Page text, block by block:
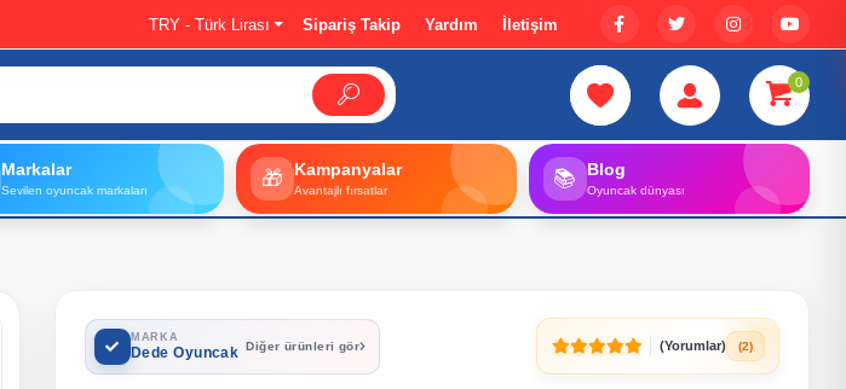
TRY - Türk Lirası Sipariş Takip Yardım İletişim
0
Markalar
Sevilen oyuncak markaları 🎁 Kampanyalar
Avantajlı fırsatlar 📚 Blog
Oyuncak dünyası
MARKA
Dede Oyuncak Diğer ürünleri gör (Yorumlar) (2)